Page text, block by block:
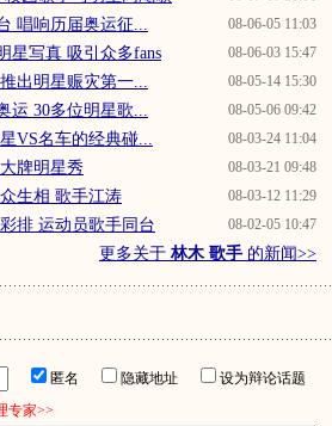
08-06-05 11:03
唱响历届奥运征...
08-06-03 15:47
星写真 吸引众多fans
08-05-14 15:30
出明星赈灾第一...
08-05-06 09:42
30多位明星歌...
08-03-24 11:04
VS名车的经典碰...
08-03-21 09:48
牌明星秀
08-03-12 11:29
生相 歌手江涛
08-02-05 10:47
排 运动员歌手同台
更多关于 林木 歌手 的新闻>>
匿名 隐藏地址
设为辩论话题
专家>>